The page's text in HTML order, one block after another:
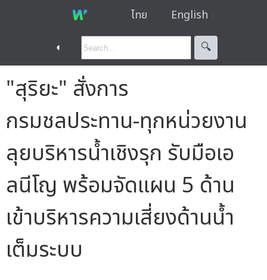
ไทย English
◐ 🔍︎
"สุริยะ" สั่งการ
กรมชลประทาน-ทุกหน่วยงาน
ลุยบริหารน้ำเชิงรุก รับมือเอ
ลนีโญ พร้อมจัดแผน 5 ด้าน
เข้าบริหารความเสี่ยงด้านน้ำ
เต็มระบบ